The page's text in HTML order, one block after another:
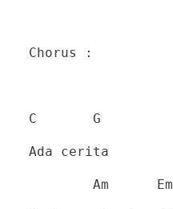
Chorus :
C G
Ada cerita
Am Em